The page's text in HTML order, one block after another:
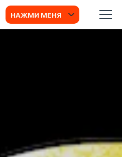
НАЖМИ МЕНЯ